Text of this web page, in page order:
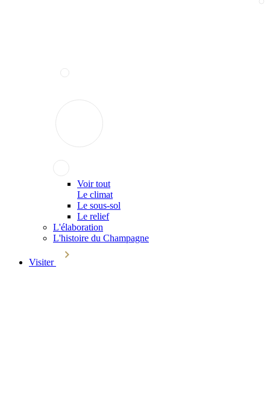
Voir tout
Le climat
Le sous-sol
Le relief
L'élaboration
L'histoire du Champagne
Visiter